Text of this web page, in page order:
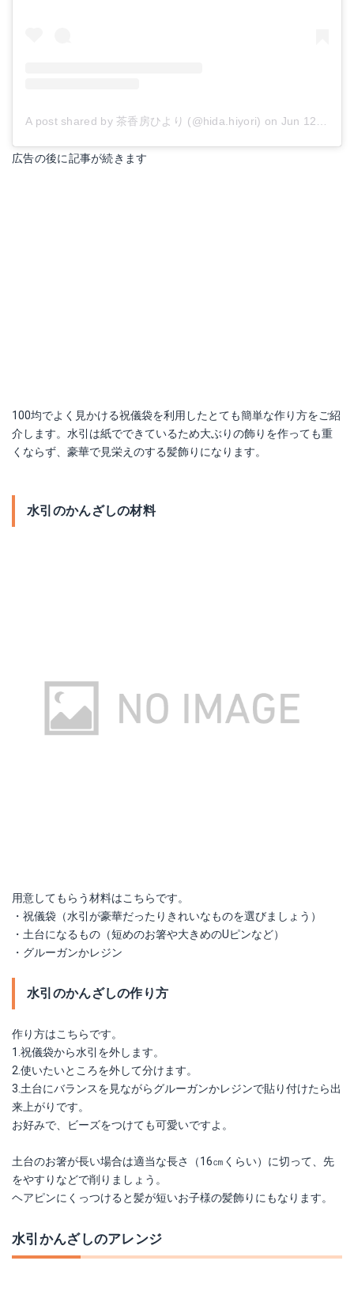
A post shared by 茶香房ひより (@hida.hiyori) on Jun 12, 2018 at 4:04pm PDT
広告の後に記事が続きます
100均でよく見かける祝儀袋を利用したとても簡単な作り方をご紹
介します。水引は紙でできているため大ぶりの飾りを作っても重
くならず、豪華で見栄えのする髪飾りになります。
水引のかんざしの材料
用意してもらう材料はこちらです。
・祝儀袋（水引が豪華だったりきれいなものを選びましょう）
・土台になるもの（短めのお箸や大きめのUピンなど）
・グルーガンかレジン
水引のかんざしの作り方
作り方はこちらです。
1.祝儀袋から水引を外します。
2.使いたいところを外して分けます。
3.土台にバランスを見ながらグルーガンかレジンで貼り付けたら出
来上がりです。
お好みで、ビーズをつけても可愛いですよ。
土台のお箸が長い場合は適当な長さ（16㎝くらい）に切って、先
をやすりなどで削りましょう。
ヘアピンにくっつけると髪が短いお子様の髪飾りにもなります。
水引かんざしのアレンジ